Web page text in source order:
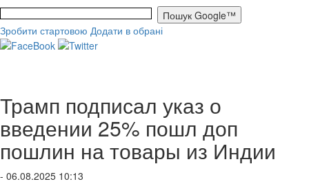
Зробити стартовою Додати в обрані
Трамп подписал указ о
введении 25% пошл доп
пошлин на товары из Индии
- 06.08.2025 10:13